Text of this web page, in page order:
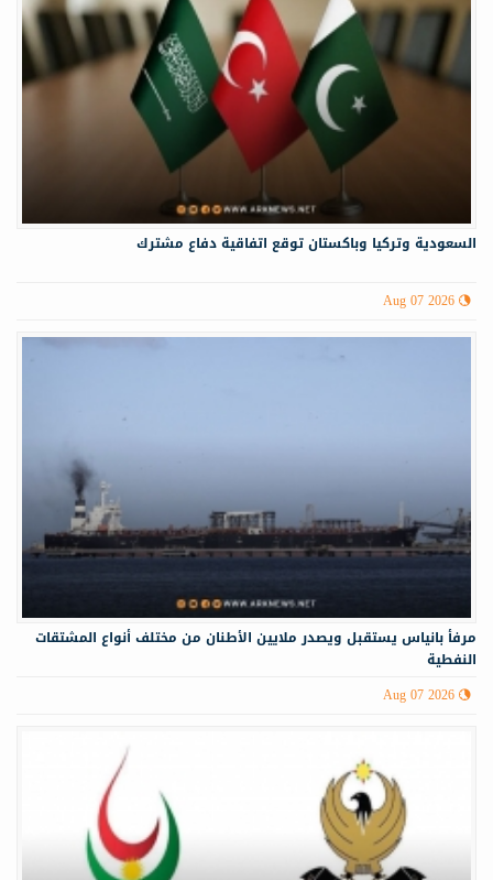
السعودية وتركيا وباكستان توقع اتفاقية دفاع مشترك
Aug 07 2026
مرفأ بانياس يستقبل ويصدر ملايين الأطنان من مختلف أنواع المشتقات
النفطية
Aug 07 2026